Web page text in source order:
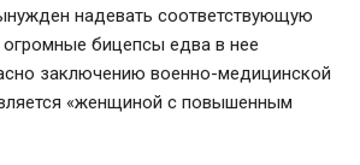
надевать соответствующую
огромные бицепсы едва в нее
заключению военно-медицинской
«женщиной с повышенным